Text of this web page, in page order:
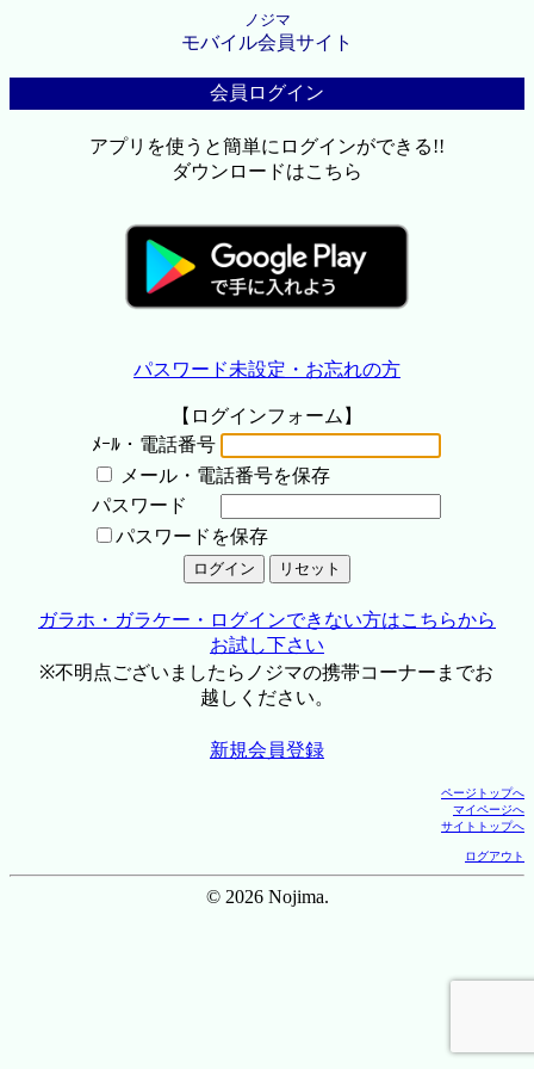
ノジマ
モバイル会員サイト
会員ログイン
アプリを使うと簡単にログインができる!!
ダウンロードはこちら
パスワード未設定・お忘れの方
【ログインフォーム】
ﾒｰﾙ・電話番号
メール・電話番号を保存
パスワード
パスワードを保存
ガラホ・ガラケー・ログインできない方はこちらから
お試し下さい
※不明点ございましたらノジマの携帯コーナーまでお
越しください。
新規会員登録
ページトップへ
マイページへ
サイトトップへ
ログアウト
© 2026 Nojima.